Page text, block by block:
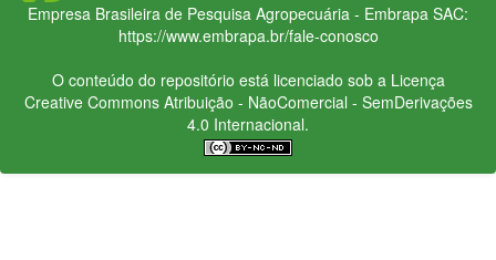
Empresa Brasileira de Pesquisa Agropecuária - Embrapa SAC:
https://www.embrapa.br/fale-conosco
O conteúdo do repositório está licenciado sob a Licença
Creative CommonsAtribuição - NãoComercial - SemDerivações
4.0 Internacional.